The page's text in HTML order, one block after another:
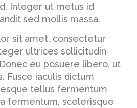
Integer ut metus id
sed mollis massa.
sit amet, consectetur
ultrices sollicitudin
eu posuere libero, ut
Fusce iaculis dictum
tellus fermentum
fermentum, scelerisque